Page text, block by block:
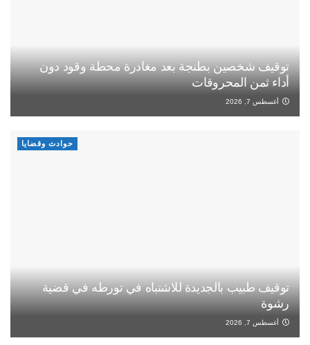
توقيف شخصين بطنجة بعد مغادرة محطة وقود دون
أداء ثمن المحروقات
أغسطس 7, 2026
حوادث وقضايا
توقيف طبيب بالجديدة للاشتباه في تورطه في قضية
رشوة
أغسطس 7, 2026